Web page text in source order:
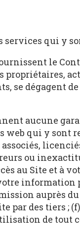
qui y
le
se dégagent
aucune
qui y sont
ou
au Site et à
auprès
par des tiers ;
de